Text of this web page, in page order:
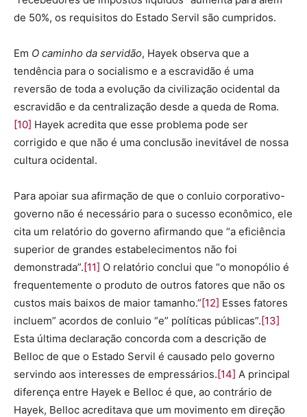
de 50%, os requisitos do Estado Servil são cumpridos.
Em O caminho da servidão, Hayek observa que a
tendência para o socialismo e a escravidão é uma
reversão de toda a evolução da civilização ocidental da
escravidão e da centralização desde a queda de Roma.
[10] Hayek acredita que esse problema pode ser
corrigido e que não é uma conclusão inevitável de nossa
cultura ocidental.
Para apoiar sua afirmação de que o conluio corporativo-
governo não é necessário para o sucesso econômico, ele
cita um relatório do governo afirmando que “a eficiência
superior de grandes estabelecimentos não foi
demonstrada”. [11] O relatório conclui que “o monopólio é
frequentemente o produto de outros fatores que não os
custos mais baixos de maior tamanho.” [12] Esses fatores
incluem” acordos de conluio “e” políticas públicas”. [13]
Esta última declaração concorda com a descrição de
Belloc de que o Estado Servil é causado pelo governo
servindo aos interesses de empressários. [14] A principal
diferença entre Hayek e Belloc é que, ao contrário de
Hayek, Belloc acreditava que um movimento em direção